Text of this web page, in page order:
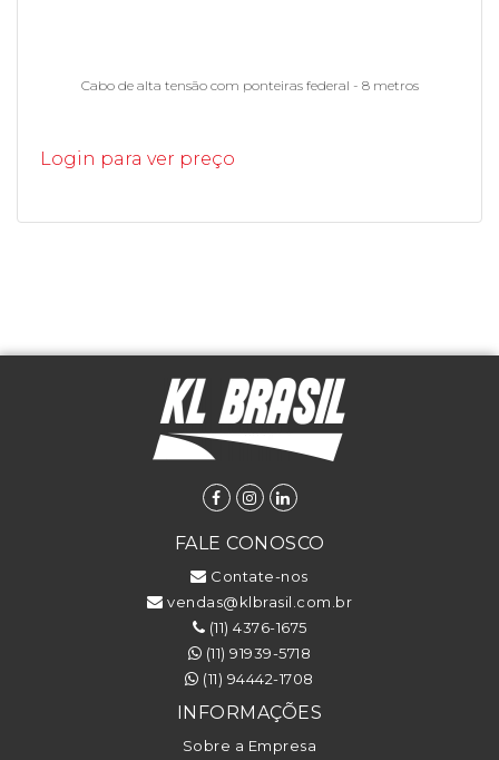
Cabo de alta tensão com ponteiras federal - 8 metros
Login para ver preço
FALE CONOSCO
Contate-nos
vendas@klbrasil.com.br
(11) 4376-1675
(11) 91939-5718
(11) 94442-1708
INFORMAÇÕES
Sobre a Empresa